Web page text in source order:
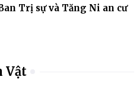
Trị sự và Tăng Ni an cư
Vật